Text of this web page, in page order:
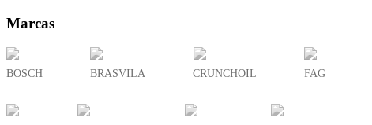
Marcas
BOSCH BRASVILA CRUNCHOIL FAG